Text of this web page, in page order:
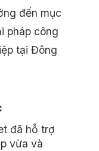
đến mục
pháp công
tại Đông
đã hỗ trợ
vừa và